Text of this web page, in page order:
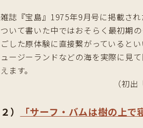
雑誌『宝島』1975年9月号に掲載さ
ついて書いた中ではおそらく最初期
ごした原体験に直接繋がっていると
ュージーランドなどの海を実際に見
えます。
（初
２） 「サーフ・バムは樹の上で